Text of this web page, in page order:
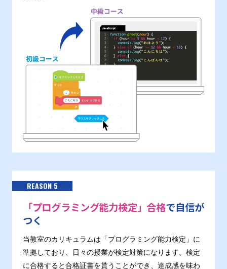
REASON 5
「プログラミング能力検定」合格で自信が
つく
当教室のカリキュラムは「プログラミング能力検定」に
準拠しており、日々の授業が検定対策になります。検定
に合格すると合格証書を貰うことができ、達成感を味わ